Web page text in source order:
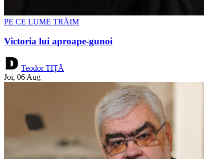
PE CE LUME TRĂIM
Victoria lui aproape-gunoi
Teodor TIȚĂ
Joi, 06 Aug